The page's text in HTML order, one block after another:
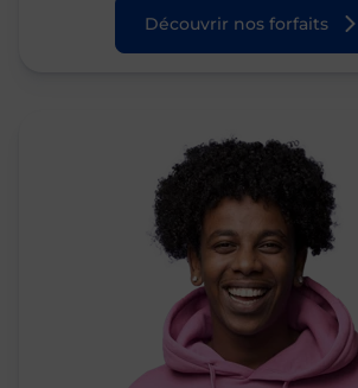
Découvrir nos forfaits